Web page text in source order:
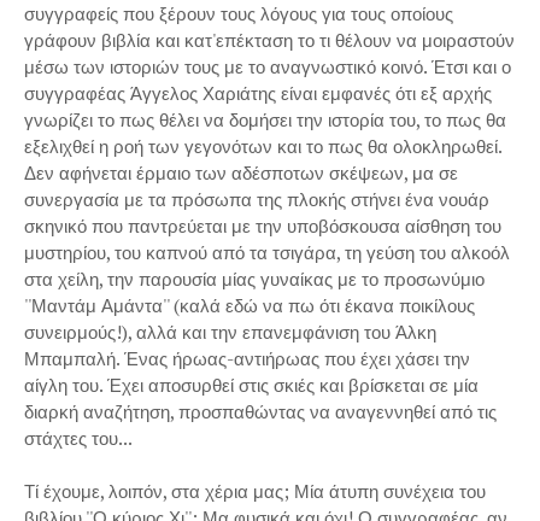
συγγραφείς που ξέρουν τους λόγους για τους οποίους
γράφουν βιβλία και κατ'επέκταση το τι θέλουν να μοιραστούν
μέσω των ιστοριών τους με το αναγνωστικό κοινό. Έτσι και ο
συγγραφέας Άγγελος Χαριάτης είναι εμφανές ότι εξ αρχής
γνωρίζει το πως θέλει να δομήσει την ιστορία του, το πως θα
εξελιχθεί η ροή των γεγονότων και το πως θα ολοκληρωθεί.
Δεν αφήνεται έρμαιο των αδέσποτων σκέψεων, μα σε
συνεργασία με τα πρόσωπα της πλοκής στήνει ένα νουάρ
σκηνικό που παντρεύεται με την υποβόσκουσα αίσθηση του
μυστηρίου, του καπνού από τα τσιγάρα, τη γεύση του αλκοόλ
στα χείλη, την παρουσία μίας γυναίκας με το προσωνύμιο
''Μαντάμ Αμάντα'' (καλά εδώ να πω ότι έκανα ποικίλους
συνειρμούς!), αλλά και την επανεμφάνιση του Άλκη
Μπαμπαλή. Ένας ήρωας-αντιήρωας που έχει χάσει την
αίγλη του. Έχει αποσυρθεί στις σκιές και βρίσκεται σε μία
διαρκή αναζήτηση, προσπαθώντας να αναγεννηθεί από τις
στάχτες του...
Τί έχουμε, λοιπόν, στα χέρια μας; Μία άτυπη συνέχεια του